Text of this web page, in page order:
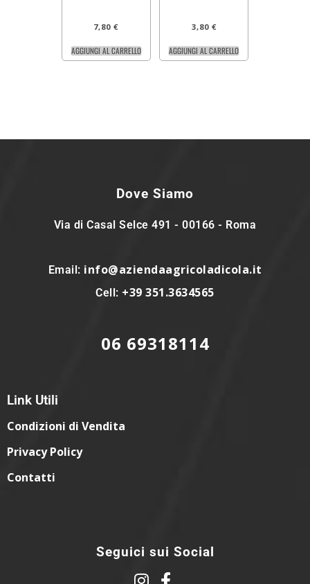
7,80€
AGGIUNGI AL CARRELLO
3,80 €
AGGIUNGI AL CARRELLO
Dove Siamo
Via di Casal Selce 491 - 00166 - Roma
Email: info@aziendaagricoladicola.it
Cell: +39 351.3634565
06 69318114
Link Utili
Condizioni di Vendita
Privacy Policy
Contatti
Seguici sui Social